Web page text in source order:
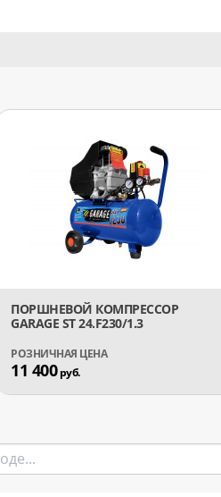
ПОРШНЕВОЙ КОМПРЕССОР
GARAGE ST 24.F230/1.3
11 400руб.